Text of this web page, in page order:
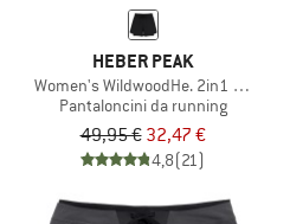
HEBER PEAK
Women's WildwoodHe. 2in1 Shorts
Pantaloncini da running
49,95 € 32,47 €
4,8(21)